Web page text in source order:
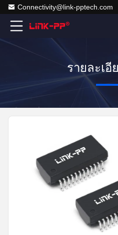
Connectivity@link-pptech.com
รายละเ